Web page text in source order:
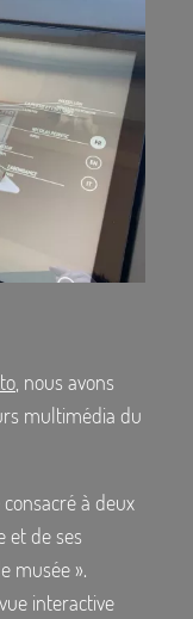
, nous avons
multimédia du
à deux
et de ses
musée ».
interactive